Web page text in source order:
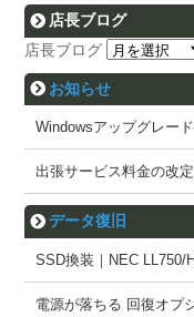
店長ブログ
店長ブログ
お知らせ
Windowsアップグレー
出張サービス料金の改
データ復旧
SSD換装｜NEC LL750/
電源が落ちる 回復オプ